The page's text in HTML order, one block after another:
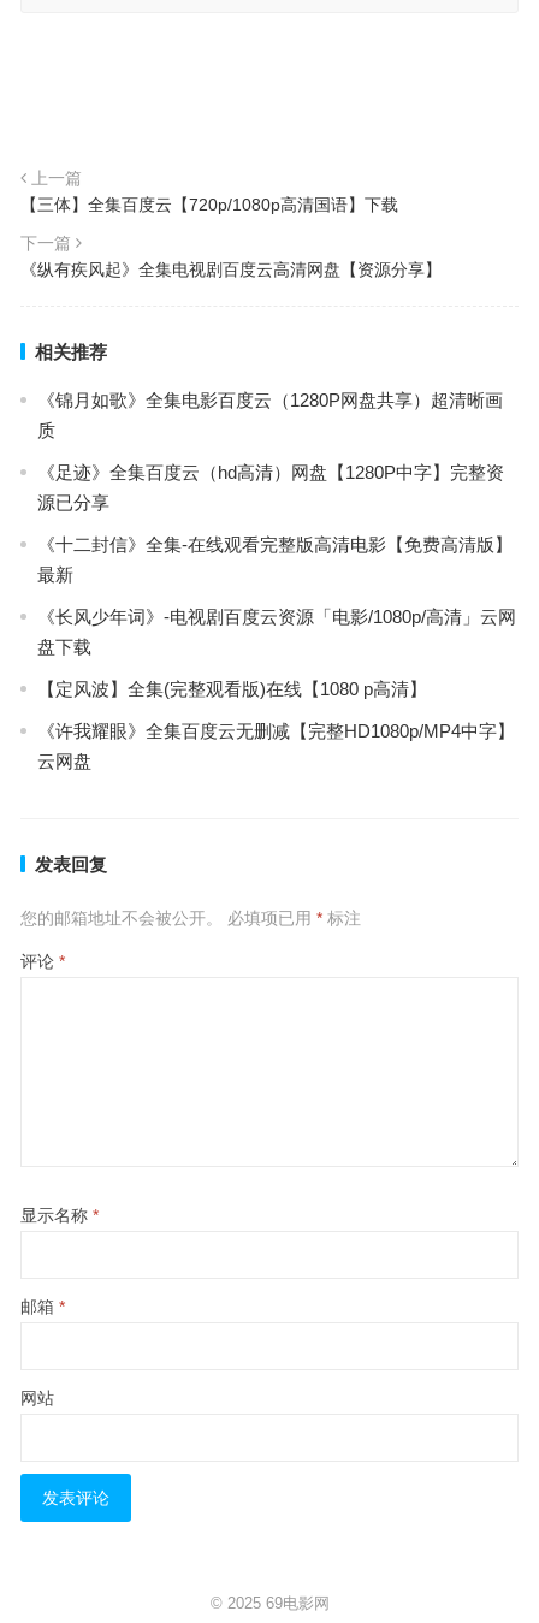
上一篇
【三体】全集百度云【720p/1080p高清国语】下载
下一篇
《纵有疾风起》全集电视剧百度云高清网盘【资源分享】
相关推荐
《锦月如歌》全集电影百度云（1280P网盘共享）超清晰画
质
《足迹》全集百度云（hd高清）网盘【1280P中字】完整资
源已分享
《十二封信》全集-在线观看完整版高清电影【免费高清版】
最新
《长风少年词》-电视剧百度云资源「电影/1080p/高清」云网
盘下载
【定风波】全集(完整观看版)在线【1080 p高清】
《许我耀眼》全集百度云无删减【完整HD1080p/MP4中字】
云网盘
发表回复
您的邮箱地址不会被公开。 必填项已用 *标注
评论 *
显示名称 *
邮箱 *
网站
© 2025 69电影网